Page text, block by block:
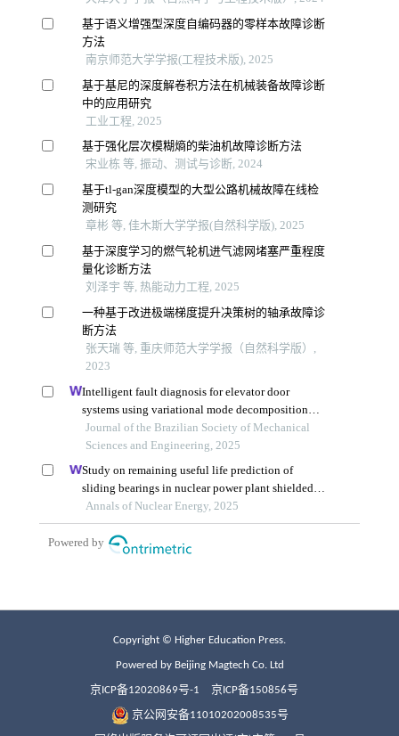
Copyright © Higher Education Press.
Powered by Beijing Magtech Co. Ltd
京ICP备12020869号-1 京ICP备150856号
京公网安备11010202008535号